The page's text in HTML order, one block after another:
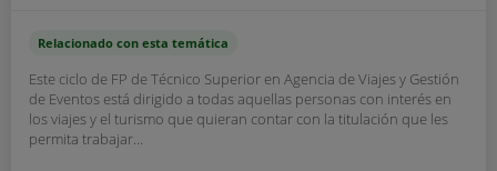
Relacionado con esta temática
Este ciclo de FP de Técnico Superior en Agencia de Viajes y Gestión
de Eventos está dirigido a todas aquellas personas con interés en
los viajes y el turismo que quieran contar con la titulación que les
permita trabajar...